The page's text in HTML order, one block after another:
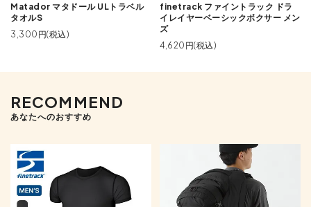
Matador マタドール ULトラベル
タオルS
3,300円(税込)
finetrack ファイントラック ドラ
イレイヤーベーシックボクサー メン
ズ
4,620円(税込)
RECOMMEND
あなたへのおすすめ